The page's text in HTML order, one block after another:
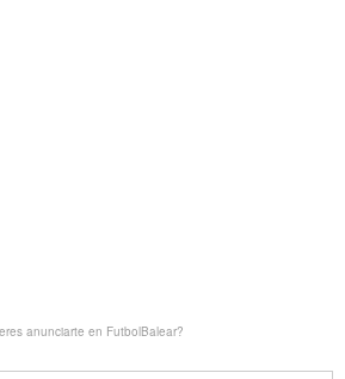
anunciarte en FutbolBalear?